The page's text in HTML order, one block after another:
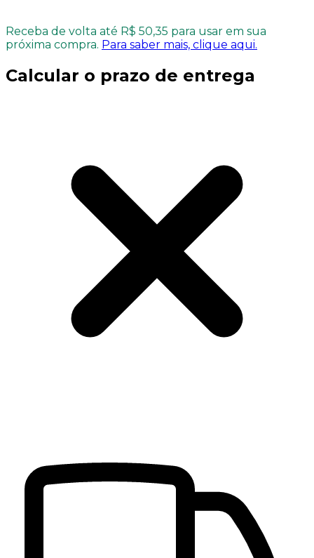
Receba de volta até R$ 50,35 para usar em sua
próxima compra. Para saber mais, clique aqui.
Calcular o prazo de entrega